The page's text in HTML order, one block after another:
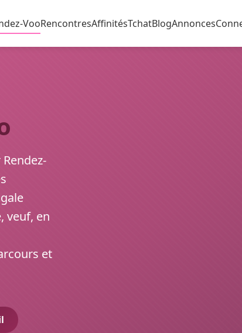
VooRencontresAffinitésTchatBlogAnnonces
veuf, en
et